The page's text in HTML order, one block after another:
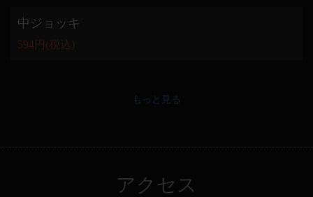
中ジョッキ
594円 (税込)
もっと見る
アクセス